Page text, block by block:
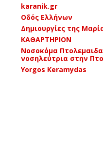
karanik.gr
Οδός Ελλήνων
Δημιουργίες της
ΚΑΘΑΡΤΗΡΙΟΝ
Νοσοκόμα
νοσηλεύτρια στην
Yorgos Keramydas